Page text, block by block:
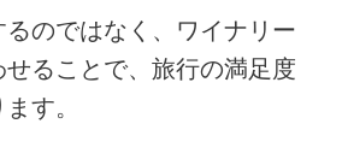
のではなく、ワイナリー
ることで、旅行の満足度
す。